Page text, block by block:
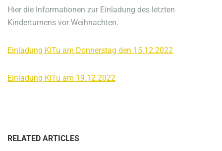
Hier die Informationen zur Einladung des letzten
Kinderturnens vor Weihnachten.
Einladung KiTu am Donnerstag den 15.12.2022
Einladung KiTu am 19.12.2022
RELATED ARTICLES